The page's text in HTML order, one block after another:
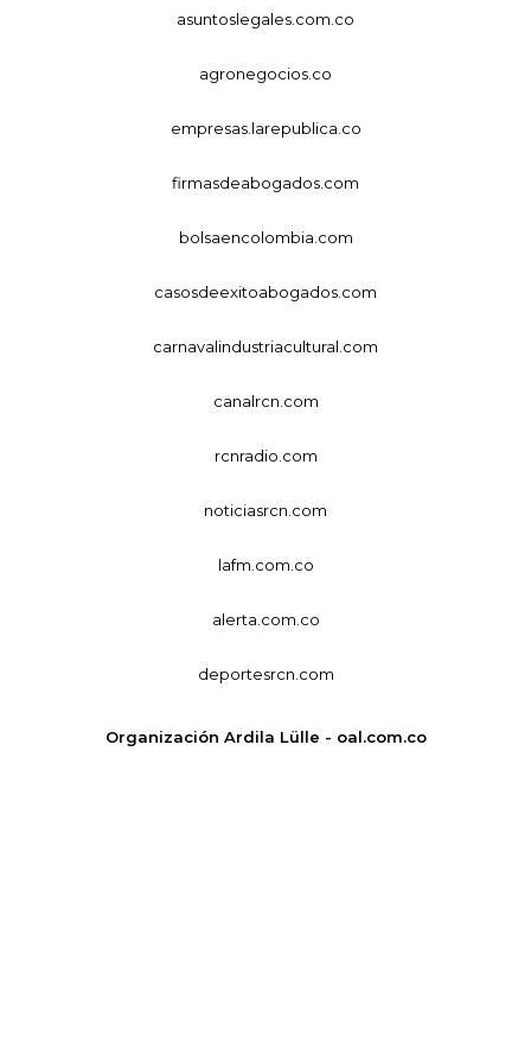
asuntoslegales.com.co
agronegocios.co
empresas.larepublica.co
firmasdeabogados.com
bolsaencolombia.com
casosdeexitoabogados.com
carnavalindustriacultural.com
canalrcn.com
rcnradio.com
noticiasrcn.com
lafm.com.co
alerta.com.co
deportesrcn.com
Organización Ardila Lülle - oal.com.co